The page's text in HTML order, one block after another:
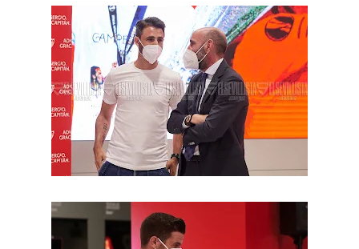
Patrick Mercado no jugará en el Sevilla FC